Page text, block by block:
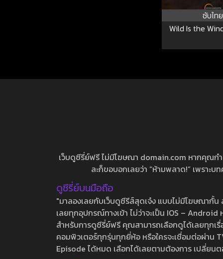
ซับไทย
Wild Is the
เว็บดูซีรี่ย์ฟรี ไม่มีโฆษณา domain.com หากคุณก
ละก็ขอบอกเลยว่า “ห้ามพลาด!” เพราะ
ดูซีรี่ย์บนมือถือ
"มาลองเลยกับเว็บดูซีรีส์สุดเจ๋ง แบบไม่มีโฆษณากั้
เลยทุกอุปกรณ์ทางเข้า ไม่ว่าจะเป็น IOS –
สำหรับการดูซีรี่ย์ฟรี คุณสามารถเลือกดูได้เลยทุกเ
คอมพิวเตอร์ทุกรุ่นทุกยี่ห้อ หรือใครจะเชื่อมต่อผ่าน
Episode ได้หมด เลือกได้เลยตามต้องการ เปลี่ยน